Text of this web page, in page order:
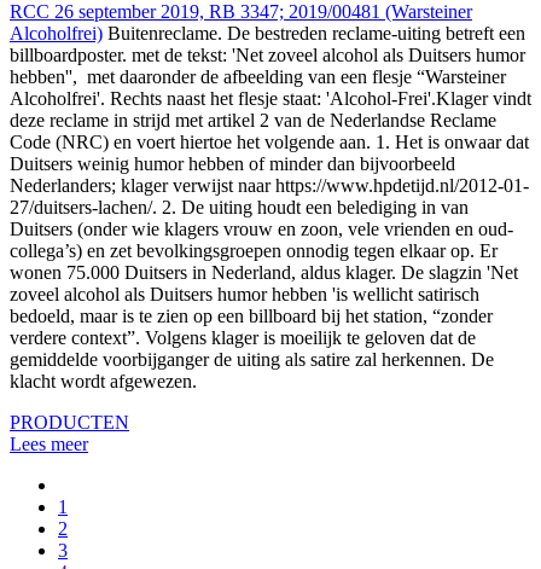
RCC 26 september 2019, RB 3347; 2019/00481 (Warsteiner
Alcoholfrei) Buitenreclame. De bestreden reclame-uiting betreft een
billboardposter. met de tekst: 'Net zoveel alcohol als Duitsers humor
hebben'', met daaronder de afbeelding van een flesje “Warsteiner
Alcoholfrei'. Rechts naast het flesje staat: 'Alcohol-Frei'.Klager vindt
deze reclame in strijd met artikel 2 van de Nederlandse Reclame
Code (NRC) en voert hiertoe het volgende aan. 1. Het is onwaar dat
Duitsers weinig humor hebben of minder dan bijvoorbeeld
Nederlanders; klager verwijst naar https://www.hpdetijd.nl/2012-01-
27/duitsers-lachen/. 2. De uiting houdt een belediging in van
Duitsers (onder wie klagers vrouw en zoon, vele vrienden en oud-
collega’s) en zet bevolkingsgroepen onnodig tegen elkaar op. Er
wonen 75.000 Duitsers in Nederland, aldus klager. De slagzin 'Net
zoveel alcohol als Duitsers humor hebben 'is wellicht satirisch
bedoeld, maar is te zien op een billboard bij het station, “zonder
verdere context”. Volgens klager is moeilijk te geloven dat de
gemiddelde voorbijganger de uiting als satire zal herkennen. De
klacht wordt afgewezen.
PRODUCTEN
Lees meer
1
2
3